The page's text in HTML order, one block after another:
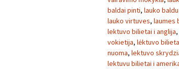
baldai pinti, lauko
lauko virtuves, laumes
lektuvo bilietai i anglija,
vokietija, lėktuvo
nuoma, lektuvo
lektuvu bilietai i